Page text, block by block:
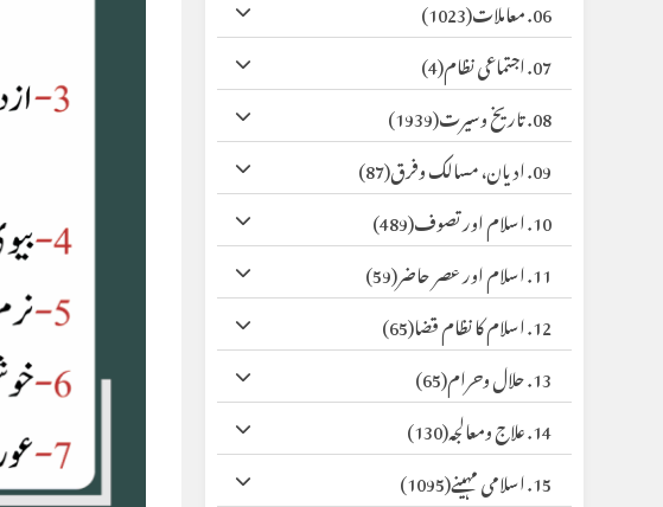
06. معاملات
(1023)
07. اجتماعی نظام
(4)
08. تاریخ وسیرت
(1939)
09. ادیان، مسالک وفرق
(87)
10. اسلام اور تصوف
(489)
11. اسلام اور عصر حاضر
(59)
12. اسلام کا نظام قضا
(65)
13. حلال وحرام
(65)
14. علاج ومعالجہ
(130)
15. اسلامی مہینے
(1095)